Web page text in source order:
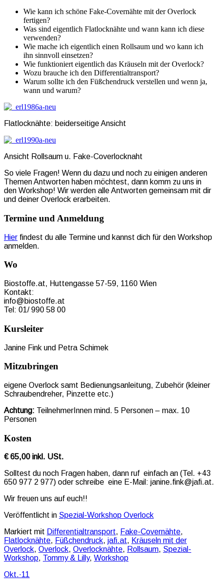
Wie kann ich schöne Fake-Covernähte mit der Overlock
fertigen?
Was sind eigentlich Flatlocknähte und wann kann ich diese
verwenden?
Wie mache ich eigentlich einen Rollsaum und wo kann ich
ihn sinnvoll einsetzen?
Wie funktioniert eigentlich das Kräuseln mit der Overlock?
Wozu brauche ich den Differentialtransport?
Warum sollte ich den Füßchendruck verstellen und wenn ja,
wann und warum?
Flatlocknähte: beiderseitige Ansicht
Ansicht Rollsaum u. Fake-Coverlocknaht
So viele Fragen! Wenn du dazu und noch zu einigen anderen
Themen Antworten haben möchtest, dann komm zu uns in
den Workshop! Wir werden alle Antworten gemeinsam mit dir
und deiner Overlock erarbeiten.
Termine und Anmeldung
Hier findest du alle Termine und kannst dich für den Workshop
anmelden.
Wo
Biostoffe.at, Huttengasse 57-59, 1160 Wien
Kontakt:
info@biostoffe.at
Tel: 01/ 990 58 00
Kursleiter
Janine Fink und Petra Schimek
Mitzubringen
eigene Overlock samt Bedienungsanleitung, Zubehör (kleiner
Schraubendreher, Pinzette etc.)
Achtung: TeilnehmerInnen mind. 5 Personen – max. 10
Personen
Kosten
€ 65,00 inkl. USt.
Solltest du noch Fragen haben, dann ruf einfach an (Tel. +43
650 977 2 977) oder schreibe eine E-Mail: janine.fink@jafi.at.
Wir freuen uns auf euch!!
Veröffentlicht in Spezial-Workshop Overlock
Markiert mit Differentialtransport, Fake-Covernähte,
Flatlocknähte, Füßchendruck, jafi.at, Kräuseln mit der
Overlock, Overlock, Overlocknähte, Rollsaum, Spezial-
Workshop, Tommy & Lilly, Workshop
Okt.·11